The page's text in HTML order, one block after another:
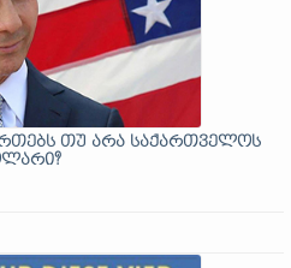
თუ არა საქართველოს